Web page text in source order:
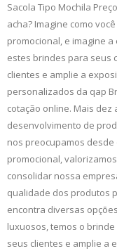
Sacola Tipo Mochila
acha? Imagine como
promocional, e imagine
estes brindes para seus
clientes e amplie a
personalizados da qap
cotação online. Mais
desenvolvimento de
nos preocupamos
promocional,
consolidar nossa
qualidade dos produtos
encontra diversas
luxuosos, temos o
seus clientes e amplie a